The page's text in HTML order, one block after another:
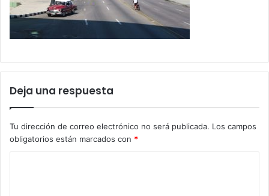
Deja una respuesta
Tu dirección de correo electrónico no será publicada. Los campos
obligatorios están marcados con *